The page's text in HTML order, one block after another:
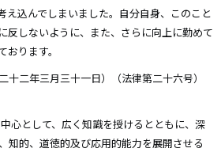
え込んでしまいました。自分自身、このこと
反しないように、また、さらに向上に勤めて
ります。
十二年三月三十一日）（法律第二十六号）
心として、広く知識を授けるとともに、深
知的、道徳的及び応用的能力を展開させる